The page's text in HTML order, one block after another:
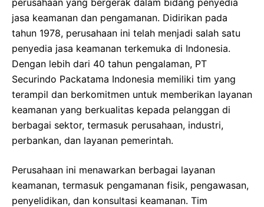
perusahaan yang bergerak dalam bidang penyedia
jasa keamanan dan pengamanan. Didirikan pada
tahun 1978, perusahaan ini telah menjadi salah satu
penyedia jasa keamanan terkemuka di Indonesia.
Dengan lebih dari 40 tahun pengalaman, PT
Securindo Packatama Indonesia memiliki tim yang
terampil dan berkomitmen untuk memberikan layanan
keamanan yang berkualitas kepada pelanggan di
berbagai sektor, termasuk perusahaan, industri,
perbankan, dan layanan pemerintah.
Perusahaan ini menawarkan berbagai layanan
keamanan, termasuk pengamanan fisik, pengawasan,
penyelidikan, dan konsultasi keamanan. Tim